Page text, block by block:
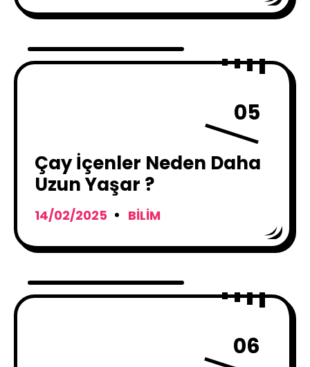
05
Çay İçenler Neden Daha
Uzun Yaşar ?
14/02/2025 BILIM
06